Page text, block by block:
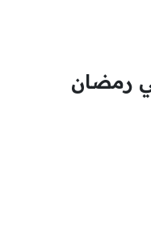
رمضان